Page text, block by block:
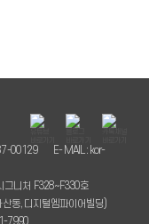
00129
E- MAIL : kor-
그니처 F328~F330호
동, 디지털엠파이어빌딩)
7990